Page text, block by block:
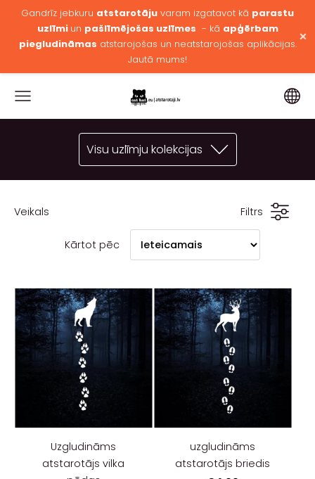
Gandrīz jebkuru atstarotāju varam izgatavot kā parastu
uzlīmi un pašlīmējošas uzlīmes - kā apģērbam
piegludināmas atstarojošas un neatstarojošas aplikācijas.
Jautā mums!
×
Visu uzlīmju kolekcijas
Veikals Filtrs
Kārtot pēc
Uzgludināms
atstarotājs vilka
uzgludināms
atstarotājs briedis